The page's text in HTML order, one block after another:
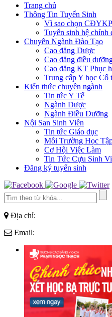
Trang chủ
Thông Tin Tuyển Sinh
Vì sao chọn
Tuyển sinh hệ chính
Chuyên Ngành Đào Tạo
Cao đẳng Dược
Cao đẳng điều
Cao đẳng KT Phục
Trung cấp Y học Cổ
Kiến thức chuyên ngành
Tin tức Y Tế
Ngành Dược
Ngành Điều Dưỡng
Nội San Sinh Viên
Tin tức Giáo dục
Môi Trường Học
Cơ Hội Việc Làm
Tin Tức Cựu Sinh
Đăng ký tuyển sinh
Địa chỉ:
Email: